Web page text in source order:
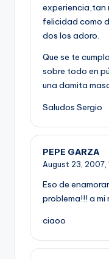
experiencia,tan
felicidad como
dos los adoro.
Que se te
sobre todo en
una damita
Saludos Sergio
PEPE GARZA
August 23, 2007,
Eso de
problema!!! a mi
ciaoo